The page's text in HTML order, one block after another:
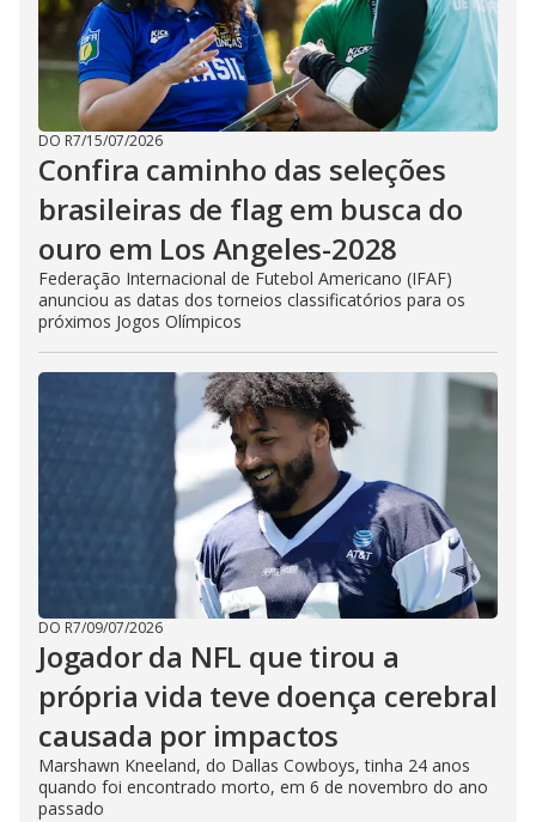
DO R7/15/07/2026
Confira caminho das seleções
brasileiras de flag em busca do
ouro em Los Angeles-2028
Federação Internacional de Futebol Americano (IFAF)
anunciou as datas dos torneios classificatórios para os
próximos Jogos Olímpicos
DO R7/09/07/2026
Jogador da NFL que tirou a
própria vida teve doença cerebral
causada por impactos
Marshawn Kneeland, do Dallas Cowboys, tinha 24 anos
quando foi encontrado morto, em 6 de novembro do ano
passado